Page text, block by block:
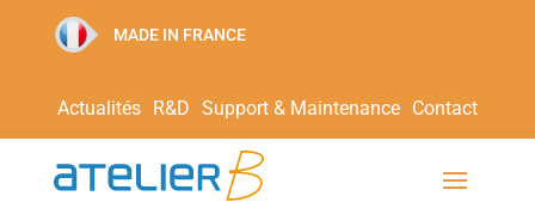
MADE IN FRANCE
Actualités R&D Support & Maintenance Contact